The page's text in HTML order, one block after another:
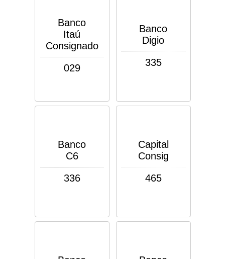
Banco
Itaú
Consignado
029
Banco
Digio
335
Banco
C6
336
Capital
Consig
465